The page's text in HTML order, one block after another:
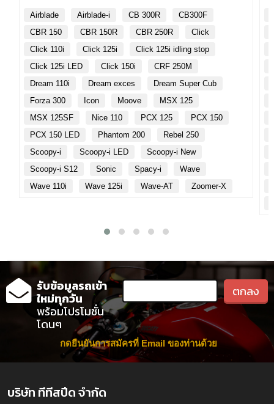
Airblade Airblade-i CB 300R
CB300F
CBR 150
CBR 150R CBR 250R
Click
Click 110i
Click 125i
Click 125i idling stop
Click 125i LED
Click 150i
CRF 250M
Dream 110i
Dream exces
Dream Super Cub
Forza 300
Icon Moove
MSX 125
MSX 125SF
Nice 110 PCX 125
PCX 150
PCX 150 LED
Phantom 200
Rebel 250
Scoopy-i
Scoopy-i LED
Scoopy-i New
Scoopy-i S12
Sonic Spacy-i
Wave
Wave 110i
Wave 125i Wave-AT Zoomer-X
รับข้อมูลรถเข้า
ใหม่ทุกวัน
พร้อมโปรโมชั่น
โดนๆ
กดยืนยันการสมัครที่ Email ของท่านด้วย
บริษัท ทีทีสปีด จำกัด